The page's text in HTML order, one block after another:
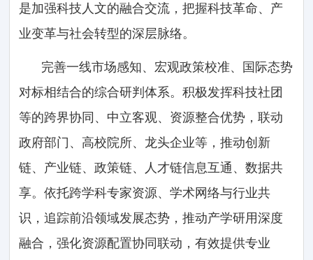
是加强科技人文的融合交流，把握科技革命、产
业变革与社会转型的深层脉络。
完善一线市场感知、宏观政策校准、国际态势
对标相结合的综合研判体系。积极发挥科技社团
等的跨界协同、中立客观、资源整合优势，联动
政府部门、高校院所、龙头企业等，推动创新
链、产业链、政策链、人才链信息互通、数据共
享。依托跨学科专家资源、学术网络与行业共
识，追踪前沿领域发展态势，推动产学研用深度
融合，强化资源配置协同联动，有效提供专业